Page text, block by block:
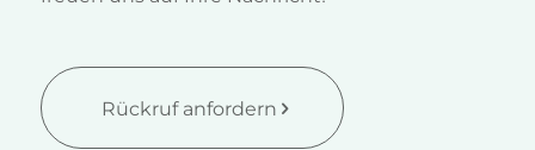
Rückruf anfordern